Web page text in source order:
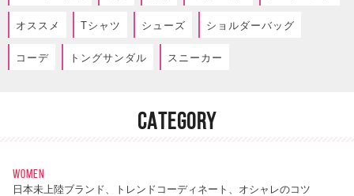
オススメ Tシャツ シューズ ショルダーバッグ
コーデ トングサンダル スニーカー
CATEGORY
WOMEN
日本未上陸ブランド、トレンドコーディネート、オシャレのコツ